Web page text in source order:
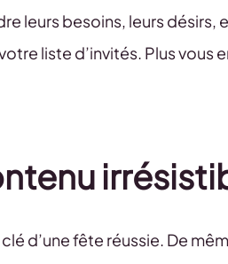
leurs besoins, leurs
liste d’invités. Plus vous
d’une fête réussie. De